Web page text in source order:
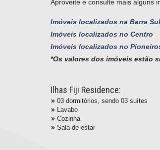
Aproveite e consulte mais alguns
Imóveis localizados na Barra Sul
Imóveis localizados no Centro
Imóveis localizados no
*Os valores dos imóveis estão
Ilhas Fiji Residence:
03 dormitórios, sendo 03 suítes
Lavabo
Cozinha
Sala de estar